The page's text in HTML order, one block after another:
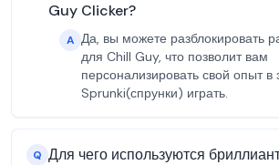
Guy Clicker?
A Да, вы можете разблокировать
для Chill Guy, что позволит вам
персонализировать свой опыт в
Sprunki(спрунки) играть.
Q Для чего используются